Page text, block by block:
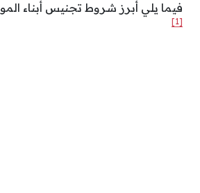
فيما يلي أبرز شروط تجنيس أبناء
[1]